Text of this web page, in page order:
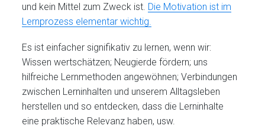
und kein Mittel zum Zweck ist. Die Motivation ist im
Lernprozess elementar wichtig.
Es ist einfacher signifikativ zu lernen, wenn wir:
Wissen wertschätzen; Neugierde fördern; uns
hilfreiche Lernmethoden angewöhnen; Verbindungen
zwischen Lerninhalten und unserem Alltagsleben
herstellen und so entdecken, dass die Lerninhalte
eine praktische Relevanz haben, usw.